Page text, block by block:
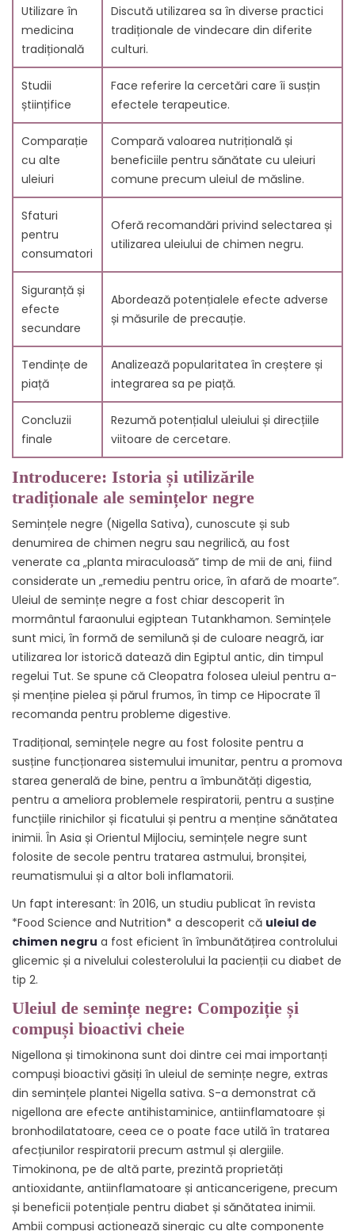
Utilizare în
medicina
tradițională
Discută utilizarea sa în diverse practici
tradiționale de vindecare din diferite
culturi.
Studii
științifice
Face referire la cercetări care îi susțin
efectele terapeutice.
Comparație
cu alte
uleiuri
Compară valoarea nutrițională și
beneficiile pentru sănătate cu uleiuri
comune precum uleiul de măsline.
Sfaturi
pentru
consumatori
Oferă recomandări privind selectarea și
utilizarea uleiului de chimen negru.
Siguranță și
efecte
secundare
Abordează potențialele efecte adverse
și măsurile de precauție.
Tendințe de
piață
Analizează popularitatea în creștere și
integrarea sa pe piață.
Concluzii
finale
Rezumă potențialul uleiului și direcțiile
viitoare de cercetare.
Introducere: Istoria și utilizările
tradiționale ale semințelor negre
Semințele negre (Nigella Sativa), cunoscute și sub
denumirea de chimen negru sau negrilică, au fost
venerate ca „planta miraculoasă” timp de mii de ani, fiind
considerate un „remediu pentru orice, în afară de moarte”.
Uleiul de semințe negre a fost chiar descoperit în
mormântul faraonului egiptean Tutankhamon. Semințele
sunt mici, în formă de semilună și de culoare neagră, iar
utilizarea lor istorică datează din Egiptul antic, din timpul
regelui Tut. Se spune că Cleopatra folosea uleiul pentru a-
și menține pielea și părul frumos, în timp ce Hipocrate îl
recomanda pentru probleme digestive.
Tradițional, semințele negre au fost folosite pentru a
susține funcționarea sistemului imunitar, pentru a promova
starea generală de bine, pentru a îmbunătăți digestia,
pentru a ameliora problemele respiratorii, pentru a susține
funcțiile rinichilor și ficatului și pentru a menține sănătatea
inimii. În Asia și Orientul Mijlociu, semințele negre sunt
folosite de secole pentru tratarea astmului, bronșitei,
reumatismului și a altor boli inflamatorii.
Un fapt interesant: în 2016, un studiu publicat în revista
*Food Science and Nutrition* a descoperit că uleiul de
chimen negru a fost eficient în îmbunătățirea controlului
glicemic și a nivelului colesterolului la pacienții cu diabet de
tip 2.
Uleiul de semințe negre: Compoziție și
compuși bioactivi cheie
Nigellona și timokinona sunt doi dintre cei mai importanți
compuși bioactivi găsiți în uleiul de semințe negre, extras
din semințele plantei Nigella sativa. S-a demonstrat că
nigellona are efecte antihistaminice, antiinflamatoare și
bronhodilatatoare, ceea ce o poate face utilă în tratarea
afecțiunilor respiratorii precum astmul și alergiile.
Timokinona, pe de altă parte, prezintă proprietăți
antioxidante, antiinflamatoare și anticancerigene, precum
și beneficii potențiale pentru diabet și sănătatea inimii.
Ambii compuși acționează sinergic cu alte componente